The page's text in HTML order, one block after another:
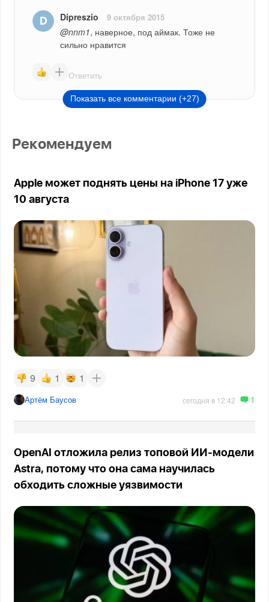
Dipreszio 9 октября 2015
@nnm1, наверное, под аймак. Тоже не
сильно нравится
Ответить
Показать все комментарии (+27)
Рекомендуем
Apple может поднять цены на iPhone 17 уже
10 августа
9 1 1
Артём Баусов сегодня в 12:42 1
OpenAI отложила релиз топовой ИИ-модели
Astra, потому что она сама научилась
обходить сложные уязвимости